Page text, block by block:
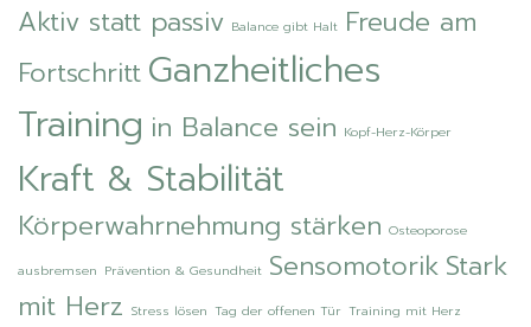
Aktiv statt passiv Balance gibt Halt Freude am
Fortschritt Ganzheitliches
Training in Balance sein Kopf-Herz-Körper
Kraft & Stabilität
Körperwahrnehmung stärken Osteoporose
ausbremsen Prävention & Gesundheit Sensomotorik Stark
mit Herz Stress lösen Tag der offenen Tür Training mit Herz